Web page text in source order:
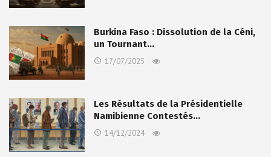
Burkina Faso : Dissolution de la Céni,
un Tournant…
17/07/2025
Les Résultats de la Présidentielle
Namibienne Contestés…
14/12/2024